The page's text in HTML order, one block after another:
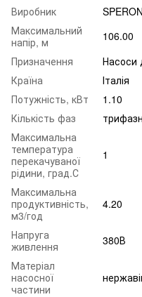
Виробник
Максимальний
напір, м
106.00
Призначення
Насоси
Країна
Італія
Потужність, кВт
1.10
Кількість фаз
Максимальна
температура
перекачуваної
рідини, град.С
1
Максимальна
продуктивність,
м3/год
4.20
Напруга
живлення
380В
Матеріал
насосної
частини